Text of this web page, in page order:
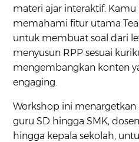
materi ajar interaktif.
memahami fitur utama
untuk membuat soal dari
menyusun RPP sesuai
mengembangkan konten
engaging.
Workshop ini
guru SD hingga SMK,
hingga kepala sekolah,